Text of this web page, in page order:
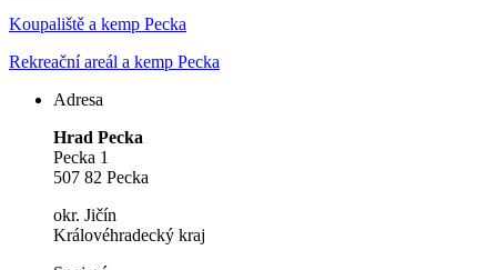
Koupaliště a kemp Pecka
Rekreační areál a kemp Pecka
Adresa
Hrad Pecka
Pecka 1
507 82 Pecka
okr. Jičín
Královéhradecký kraj